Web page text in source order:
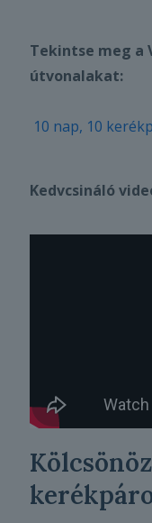
Tekintse meg a
útvonalakat:
10 nap, 10
Kedvcsináló